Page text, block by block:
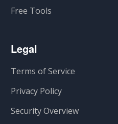
Free Tools
Legal
Terms of Service
Privacy Policy
Security Overview